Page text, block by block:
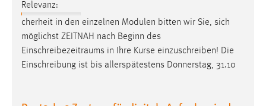
Relevanz:
cherheit in den einzelnen Modulen bitten wir Sie, sich
möglichst ZEITNAH nach Beginn des
Einschreibezeitraums in Ihre Kurse einzuschreiben! Die
Einschreibung ist bis allerspätestens Donnerstag, 31.10